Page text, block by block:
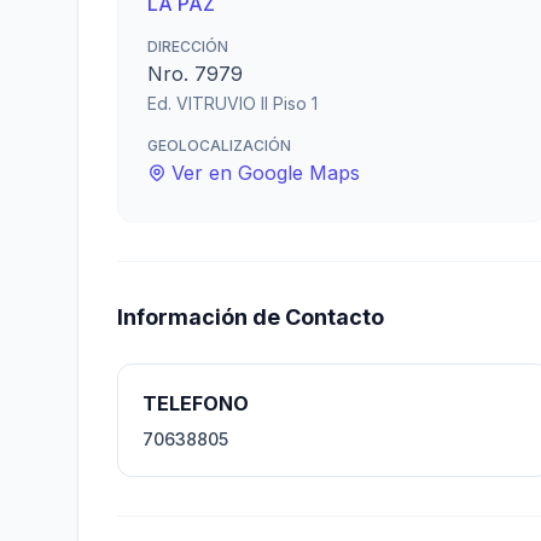
DIRECCIÓN
Nro. 7979
Ed. VITRUVIO II Piso 1
GEOLOCALIZACIÓN
Ver en Google Maps
Información de Contacto
TELEFONO
70638805